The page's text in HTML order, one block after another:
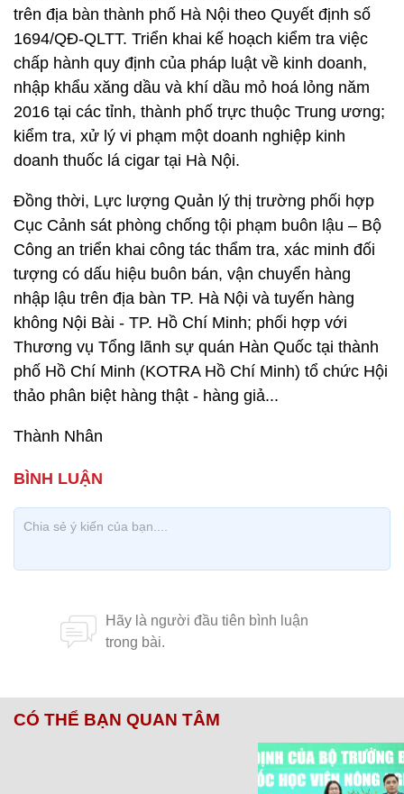
trên địa bàn thành phố Hà Nội theo Quyết định số
1694/QĐ-QLTT. Triển khai kế hoạch kiểm tra việc
chấp hành quy định của pháp luật về kinh doanh,
nhập khẩu xăng dầu và khí dầu mỏ hoá lỏng năm
2016 tại các tỉnh, thành phố trực thuộc Trung ương;
kiểm tra, xử lý vi phạm một doanh nghiệp kinh
doanh thuốc lá cigar tại Hà Nội.
Đồng thời, Lực lượng Quản lý thị trường phối hợp
Cục Cảnh sát phòng chống tội phạm buôn lậu – Bộ
Công an triển khai công tác thẩm tra, xác minh đối
tượng có dấu hiệu buôn bán, vận chuyển hàng
nhập lậu trên địa bàn TP. Hà Nội và tuyến hàng
không Nội Bài - TP. Hồ Chí Minh; phối hợp với
Thương vụ Tổng lãnh sự quán Hàn Quốc tại thành
phố Hồ Chí Minh (KOTRA Hồ Chí Minh) tổ chức Hội
thảo phân biệt hàng thật - hàng giả...
Thành Nhân
CÓ THỂ BẠN QUAN TÂM